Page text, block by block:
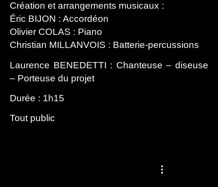
Création et arrangements musicaux :
Éric BIJON : Accordéon
Olivier COLAS : Piano
Christian MILLANVOIS : Batterie-percussions
Laurence BENEDETTI : Chanteuse – diseuse
– Porteuse du projet
Durée : 1h15
Tout public